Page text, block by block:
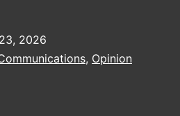
2026
, Opinion